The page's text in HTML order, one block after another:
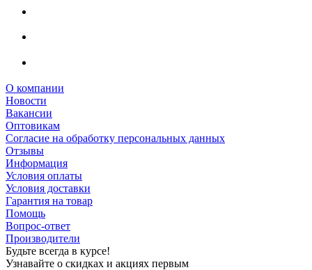
О компании
Новости
Вакансии
Оптовикам
Cогласие на обработку персональных данных
Отзывы
Информация
Условия оплаты
Условия доставки
Гарантия на товар
Помощь
Вопрос-ответ
Производители
Будьте всегда в курсе!
Узнавайте о скидках и акциях первым